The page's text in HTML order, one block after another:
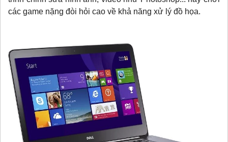
các game nặng đòi hỏi cao về khả năng xử lý đồ họa.